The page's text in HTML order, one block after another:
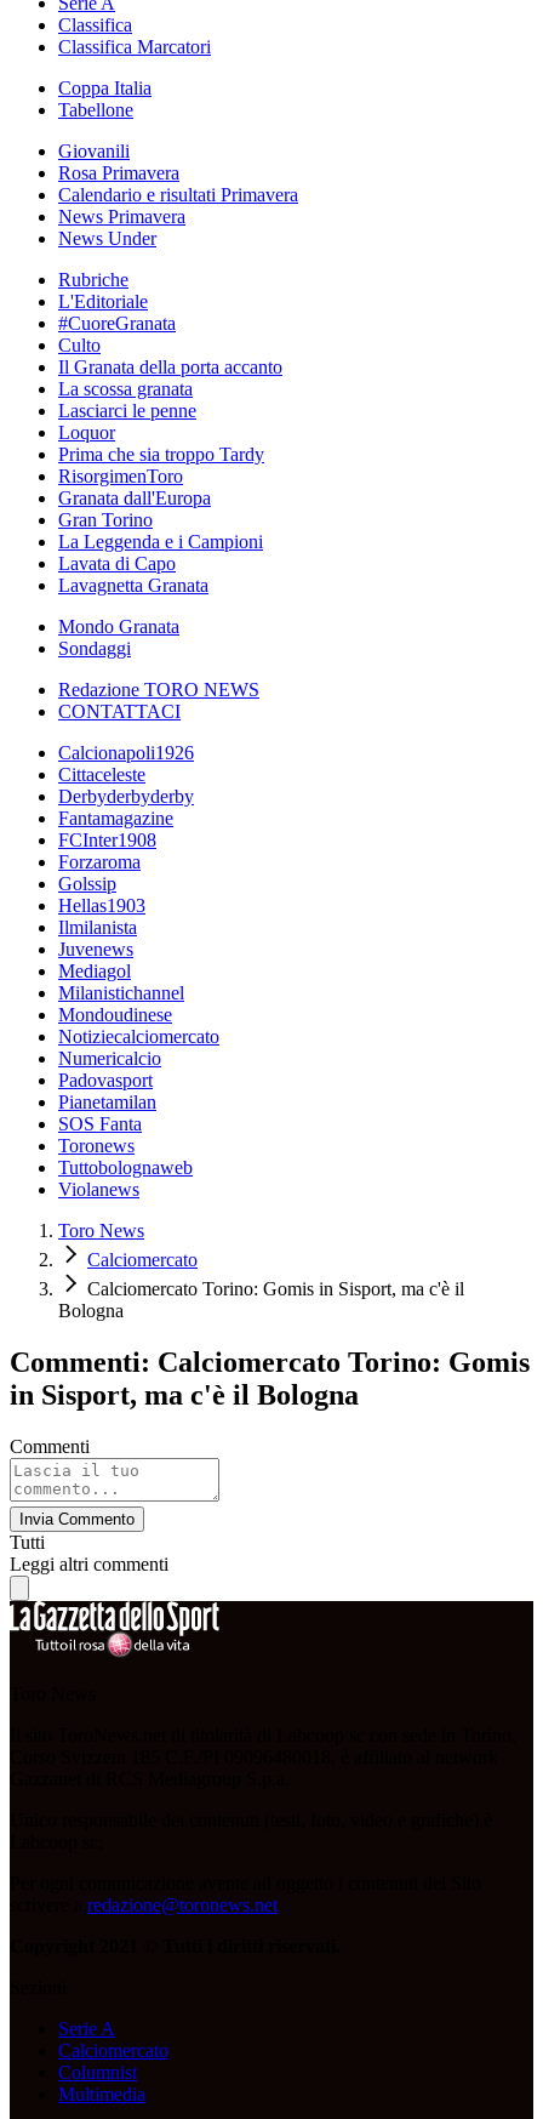
Classifica
Classifica Marcatori
Coppa Italia
Tabellone
Giovanili
Rosa Primavera
Calendario e risultati Primavera
News Primavera
News Under
Rubriche
L'Editoriale
#CuoreGranata
Culto
Il Granata della porta accanto
La scossa granata
Lasciarci le penne
Loquor
Prima che sia troppo Tardy
RisorgimenToro
Granata dall'Europa
Gran Torino
La Leggenda e i Campioni
Lavata di Capo
Lavagnetta Granata
Mondo Granata
Sondaggi
Redazione TORO NEWS
CONTATTACI
Calcionapoli1926
Cittaceleste
Derbyderbyderby
Fantamagazine
FCInter1908
Forzaroma
Golssip
Hellas1903
Ilmilanista
Juvenews
Mediagol
Milanistichannel
Mondoudinese
Notiziecalciomercato
Numericalcio
Padovasport
Pianetamilan
SOS Fanta
Toronews
Tuttobolognaweb
Violanews
Toro News
Calciomercato
Calciomercato Torino: Gomis in Sisport, ma c'è il
Bologna
Commenti: Calciomercato Torino: Gomis
in Sisport, ma c'è il Bologna
Commenti
Invia Commento
Tutti
Leggi altri commenti
redazione@toronews.net
Serie A
Calciomercato
Columnist
Multimedia